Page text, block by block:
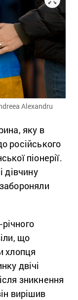
Alexandru
яку в
російського
піонерії.
дівчину
що
хлопця
двічі
зникнення
вирішив